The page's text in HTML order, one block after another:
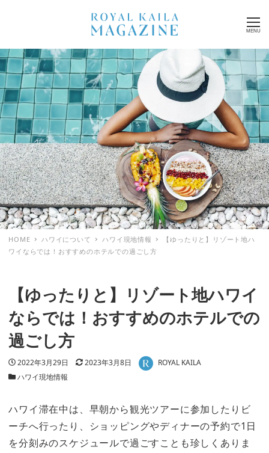
MENU
HOME ハワイについて ハワイ現地情報
【ゆったりと】リゾート地ハ
ワイならでは！おすすめのホテルでの過ごし方
【ゆったりと】リゾート地ハワイ
ならでは！おすすめのホテルでの
過ごし方
投稿日
2022年3月29日 更新日
2023年3月8日 著者 ROYAL KAILA
カテゴリー
ハワイ現地情報
ハワイ滞在中は、早朝から観光ツアーに参加したりビ
ーチへ行ったり、ショッピングやディナーの予約で1日
を分刻みのスケジュールで過ごすことも珍しくありま